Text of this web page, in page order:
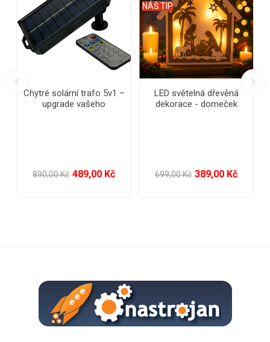
NÁŠ TIP
LED vánoční řetěz - ježek,
venkovní 1000 LED/ 25 m
s propojovacím
4 050,00 Kč 1 799,00 Kč
NÁŠ TIP
LED vánoční řetěz - ježek,
venkovní 2000 LED/ 45 m
7 650,00 Kč 2 899,00 Kč